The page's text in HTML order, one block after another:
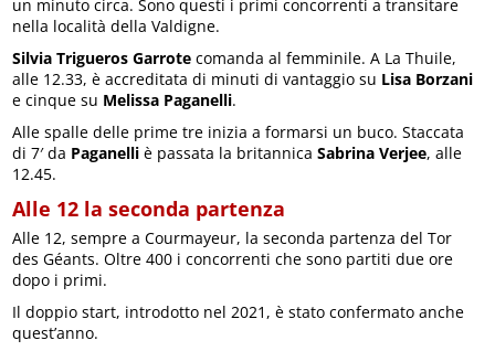
un minuto circa. Sono questi i primi concorrenti a transitare
nella località della Valdigne.
Silvia Trigueros Garrote comanda al femminile. A La Thuile,
alle 12.33, è accreditata di minuti di vantaggio su Lisa Borzani
e cinque su Melissa Paganelli.
Alle spalle delle prime tre inizia a formarsi un buco. Staccata
di 7′ da Paganelli è passata la britannicaSabrina Verjee, alle
12.45.
Alle 12 la seconda partenza
Alle 12, sempre a Courmayeur, la seconda partenza del Tor
des Géants. Oltre 400 i concorrenti che sono partiti due ore
dopo i primi.
Il doppio start, introdotto nel 2021, è stato confermato anche
quest’anno.